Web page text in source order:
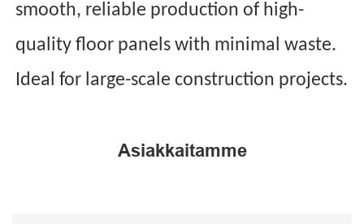
smooth, reliable production of high-
quality floor panels with minimal waste.
Ideal for large-scale construction projects.
Asiakkaitamme